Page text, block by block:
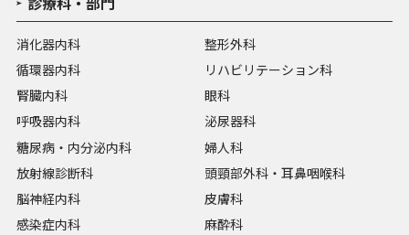
消化器内科
循環器内科
腎臓内科
呼吸器内科
糖尿病・内分泌内科
放射線診断科
脳神経内科
感染症内科
整形外科
リハビリテーション科
眼科
泌尿器科
婦人科
頭頸部外科・耳鼻咽喉科
皮膚科
麻酔科